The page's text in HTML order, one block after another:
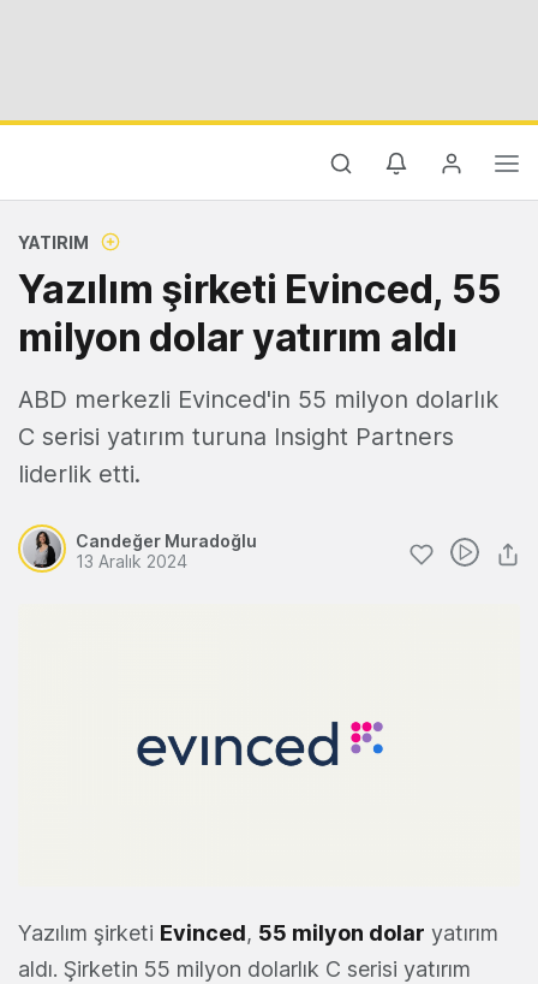
YATIRIM
Yazılım şirketi Evinced, 55
milyon dolar yatırım aldı
ABD merkezli Evinced'in 55 milyon dolarlık
C serisi yatırım turuna Insight Partners
liderlik etti.
Candeğer Muradoğlu
13 Aralık 2024
Yazılım şirketi Evinced, 55 milyon dolar yatırım
aldı. Şirketin 55 milyon dolarlık C serisi yatırım